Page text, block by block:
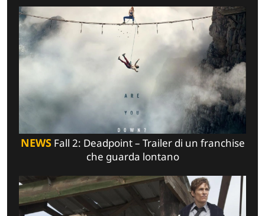
NEWSFall 2: Deadpoint – Trailer di un franchise
che guarda lontano